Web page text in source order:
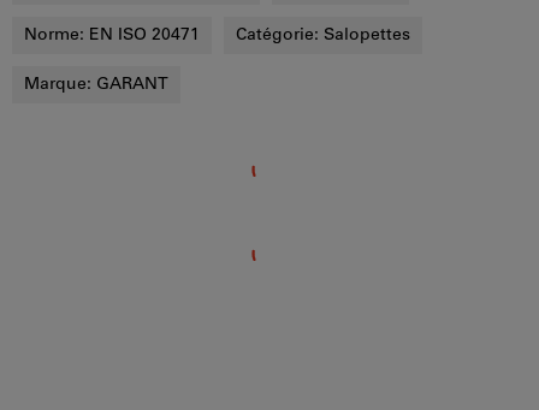
Norme: EN ISO 20471 Catégorie: Salopettes
Marque: GARANT